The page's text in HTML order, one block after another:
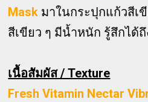
Mask มาในกระปุกแก้วสีเ
สีเขียว ๆ มีน้ำหนัก รู้สึกได้
เนื้อสัมผัส / Texture
Fresh Vitamin Nectar